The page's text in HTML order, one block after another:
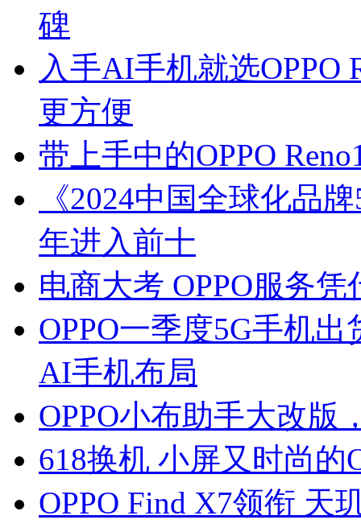
碑
入手AI手机就选OPPO
更方便
带上手中的OPPO
《2024中国全球化品
年进入前十
电商大考 OPPO服务凭
OPPO一季度5G手机
AI手机布局
OPPO小布助手大改版
618换机 小屏又时尚的
OPPO Find X7领衔 天